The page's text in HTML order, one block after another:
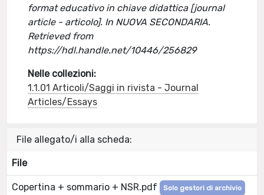
format educativo in chiave didattica [journal
article - articolo]. In NUOVA SECONDARIA.
Retrieved from
https://hdl.handle.net/10446/256829
Nelle collezioni:
1.1.01 Articoli/Saggi in rivista - Journal
Articles/Essays
File allegato/i alla scheda:
File
Copertina + sommario + NSR.pdf Solo gestori di archivio